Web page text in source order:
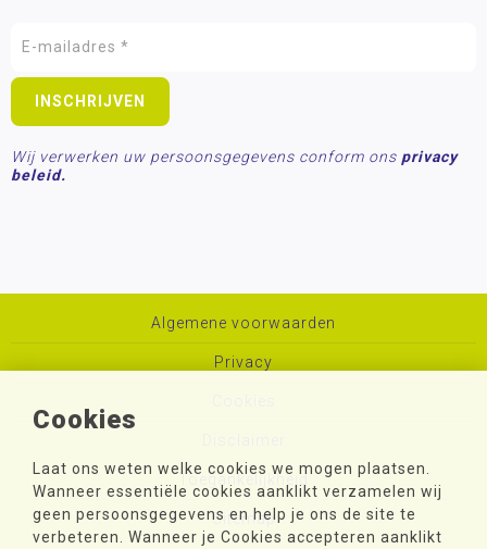
Cookies
Laat ons weten welke cookies we mogen plaatsen.
Wanneer essentiële cookies aanklikt verzamelen wij
geen persoonsgegevens en help je ons de site te
verbeteren. Wanneer je Cookies accepteren aanklikt
Wij verwerken uw persoonsgegevens conform ons privacy
beleid.
Algemene voorwaarden
Privacy
Toegankelijkheid
Sitemap